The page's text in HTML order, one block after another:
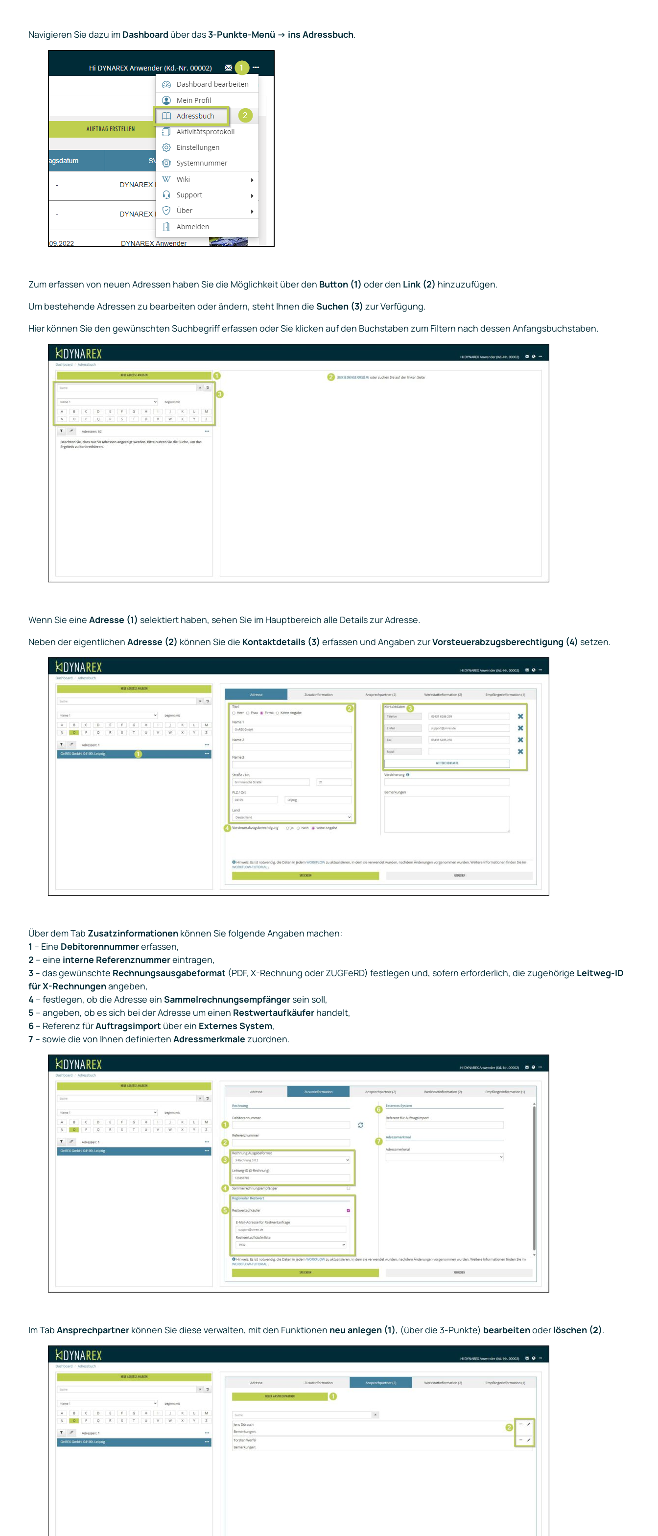
Navigieren Sie dazu im Dashboard über das3-Punkte-Menü -> ins Adressbuch.
Zum erfassen von neuen Adressen haben Sie die Möglichkeit über den Button (1) oder den Link (2) hinzuzufügen.
Um bestehende Adressen zu bearbeiten oder ändern, steht Ihnen die Suchen (3) zur Verfügung.
Hier können Sie den gewünschten Suchbegriff erfassen oder Sie klicken auf den Buchstaben zum Filtern nach dessen Anfangsbuchstaben.
Wenn Sie eine Adresse (1) selektiert haben, sehen Sie im Hauptbereich alle Details zur Adresse.
Neben der eigentlichen Adresse (2) können Sie die Kontaktdetails (3) erfassen und Angaben zurVorsteuerabzugsberechtigung (4) setzen.
Über dem Tab Zusatzinformationen können Sie folgende Angaben machen:
1 – Eine Debitorennummererfassen,
2 – eine interne Referenznummereintragen,
3 – das gewünschte Rechnungsausgabeformat (PDF, X-Rechnung oder ZUGFeRD) festlegen und, sofern erforderlich, die zugehörige Leitweg-ID
für X-Rechnungenangeben,
4 – festlegen, ob die Adresse ein Sammelrechnungsempfängersein soll,
5 – angeben, ob es sich bei der Adresse um einen Restwertaufkäufer handelt,
6 – Referenz fürAuftragsimport über ein Externes System,
7 – sowie die von Ihnen definierten Adressmerkmale zuordnen.
Im Tab Ansprechpartner können Sie diese verwalten, mit den Funktionen neu anlegen (1), (über die 3-Punkte) bearbeitenoder löschen (2).